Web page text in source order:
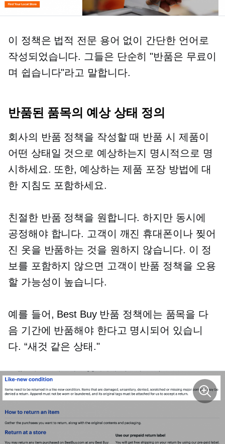
이 정책은 법적 전문 용어 없이 간단한 언어로
작성되었습니다. 그들은 단순히 "반품은 무료이
며 쉽습니다"라고 말합니다.
반품된 품목의 예상 상태 정의
회사의 반품 정책을 작성할 때 반품 시 제품이
어떤 상태일 것으로 예상하는지 명시적으로 명
시하세요. 또한, 예상하는 제품 포장 방법에 대
한 지침도 포함하세요.
친절한 반품 정책을 원합니다. 하지만 동시에
공정해야 합니다. 고객이 깨진 휴대폰이나 찢어
진 옷을 반품하는 것을 원하지 않습니다. 이 정
보를 포함하지 않으면 고객이 반품 정책을 오용
할 가능성이 높습니다.
예를 들어, Best Buy 반품 정책에는 품목을 다
음 기간에 반품해야 한다고 명시되어 있습니
다. “새것 같은 상태."